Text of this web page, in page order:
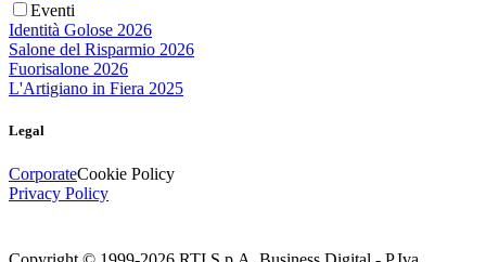
Eventi
Identità Golose 2026
Salone del Risparmio 2026
Fuorisalone 2026
L'Artigiano in Fiera 2025
Legal
CorporateCookie Policy
Privacy Policy